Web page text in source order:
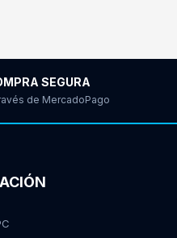
SEGURA
de MercadoPago